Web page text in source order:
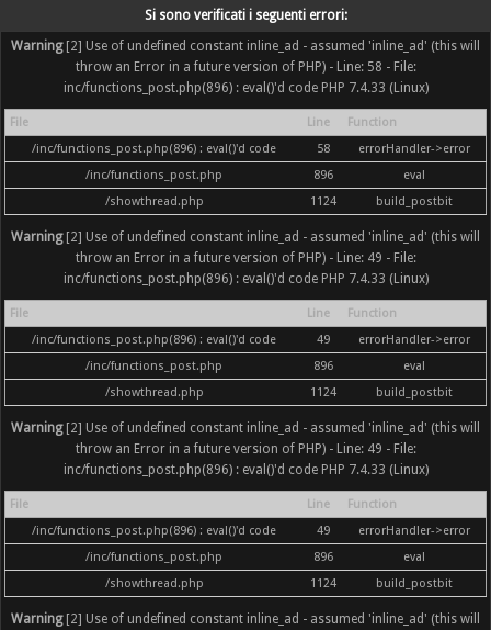
Si sono verificati i seguenti errori:
Warning[2] Use of undefined constant inline_ad - assumed 'inline_ad' (this will
throw an Error in a future version of PHP) - Line: 58 - File:
inc/functions_post.php(896) : eval()'d code PHP 7.4.33 (Linux)
File Line
Function
/inc/functions_post.php(896) : eval()'d code
58
errorHandler->error
/inc/functions_post.php
896
eval
/showthread.php
1124 build_postbit
Warning[2] Use of undefined constant inline_ad - assumed 'inline_ad' (this will
throw an Error in a future version of PHP) - Line: 49 - File:
inc/functions_post.php(896) : eval()'d code PHP 7.4.33 (Linux)
File Line
Function
/inc/functions_post.php(896) : eval()'d code
49
errorHandler->error
/inc/functions_post.php
896
eval
/showthread.php
1124 build_postbit
Warning[2] Use of undefined constant inline_ad - assumed 'inline_ad' (this will
throw an Error in a future version of PHP) - Line: 49 - File:
inc/functions_post.php(896) : eval()'d code PHP 7.4.33 (Linux)
File Line
Function
/inc/functions_post.php(896) : eval()'d code
49
errorHandler->error
/inc/functions_post.php
896
eval
/showthread.php
1124 build_postbit
Warning[2] Use of undefined constant inline_ad - assumed 'inline_ad' (this will